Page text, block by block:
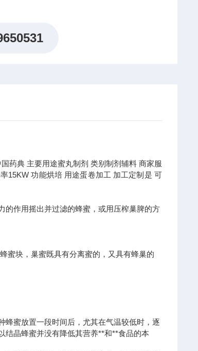
药典 主要用途蜜丸制剂 类别 制剂辅料 商家服
15KW 功能烘培 用途蛋卷加工 加工定制 是 可
的作用摇出并过滤的蜂蜜，或用压榨巢脾的方
蜜块，巢蜜既具有分离蜜的，又具有蜂巢的
蜂蜜放置一段时间后，尤其在气温较低时，逐
结晶蜂蜜并没有降低其营养**和**食品的本